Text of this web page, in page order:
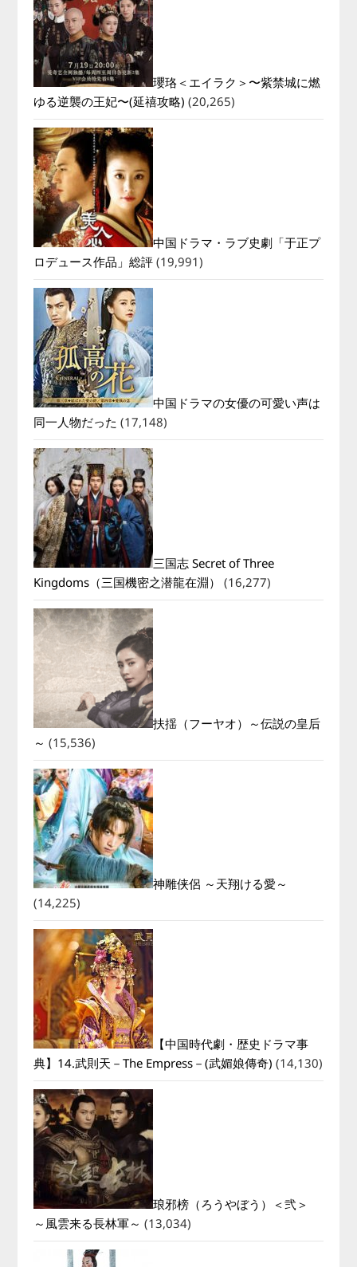
瓔珞＜エイラク＞〜紫禁城に燃
ゆる逆襲の王妃〜(延禧攻略) (20,265)
中国ドラマ・ラブ史劇「于正プ
ロデュース作品」総評 (19,991)
中国ドラマの女優の可愛い声は
同一人物だった (17,148)
三国志 Secret of Three
Kingdoms（三国機密之潜龍在淵）
(16,277)
扶揺（フーヤオ）～伝説の皇后
～ (15,536)
神雕侠侶 ～天翔ける愛～
(14,225)
【中国時代劇・歴史ドラマ事
典】14.武則天－The Empress－(武媚娘傳奇) (14,130)
琅邪榜（ろうやぼう）＜弐＞
～風雲来る長林軍～ (13,034)